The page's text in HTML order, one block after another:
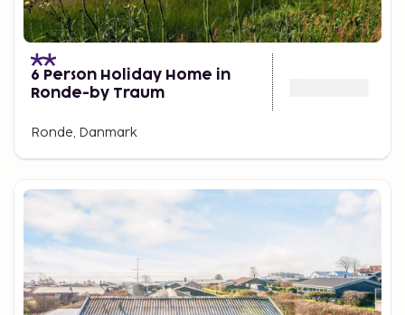
6 Person Holiday Home in
Ronde-by Traum
Ronde, Danmark